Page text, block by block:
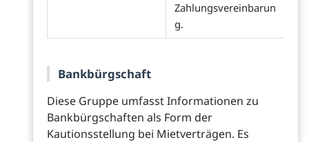
Zahlungsvereinbarun
g.
Bankbürgschaft
Diese Gruppe umfasst Informationen zu
Bankbürgschaften als Form der
Kautionsstellung bei Mietverträgen. Es